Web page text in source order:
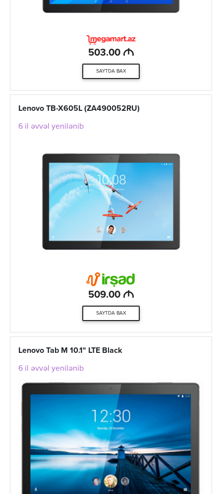
503.00 M
SAYTDA BAX
Lenovo TB-X605L (ZA490052RU)
6 il əvvəl yenilənib
509.00 M
SAYTDA BAX
Lenovo Tab M 10.1" LTE Black
6 il əvvəl yenilənib